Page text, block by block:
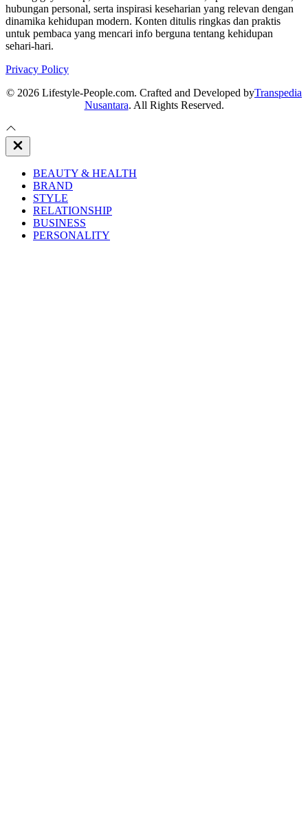
hubungan personal, serta inspirasi keseharian yang relevan dengan
dinamika kehidupan modern. Konten ditulis ringkas dan praktis
untuk pembaca yang mencari info berguna tentang kehidupan
sehari-hari.
Privacy Policy
© 2026 Lifestyle-People.com. Crafted and Developed byTranspedia
Nusantara. All Rights Reserved.
Close
Off
BEAUTY & HEALTH
BRAND
STYLE
RELATIONSHIP
BUSINESS
PERSONALITY